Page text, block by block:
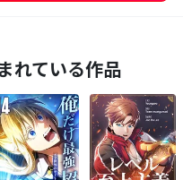
れている作品